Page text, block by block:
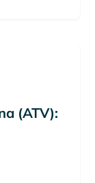
(ATV):